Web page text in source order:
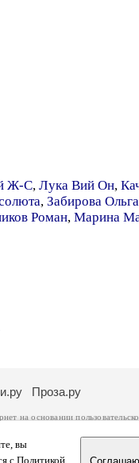
Ж-С, Лука Вий Он,
, Забирова Ольга
Роман, Марина
вы
с Политикой
Проза.ру
на основании
автора, к которому вы можете
Российской Федерации.
о портале